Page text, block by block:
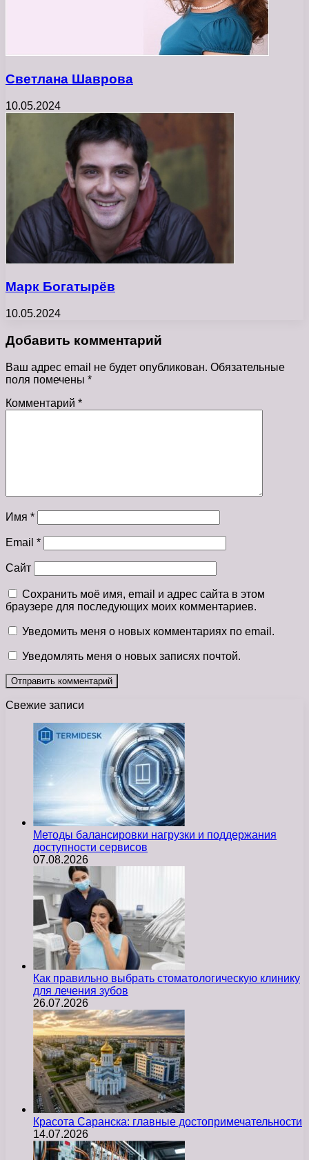
Светлана Шаврова
10.05.2024
Марк Богатырёв
10.05.2024
Добавить комментарий
Ваш адрес email не будет опубликован. Обязательные
поля помечены *
Комментарий *
Имя *
Email *
Сайт
Сохранить моё имя, email и адрес сайта в этом
браузере для последующих моих комментариев.
Уведомить меня о новых комментариях по email.
Уведомлять меня о новых записях почтой.
Свежие записи
Методы балансировки нагрузки и поддержания
доступности сервисов
07.08.2026
Как правильно выбрать стоматологическую клинику
для лечения зубов
26.07.2026
Красота Саранска: главные достопримечательности
14.07.2026